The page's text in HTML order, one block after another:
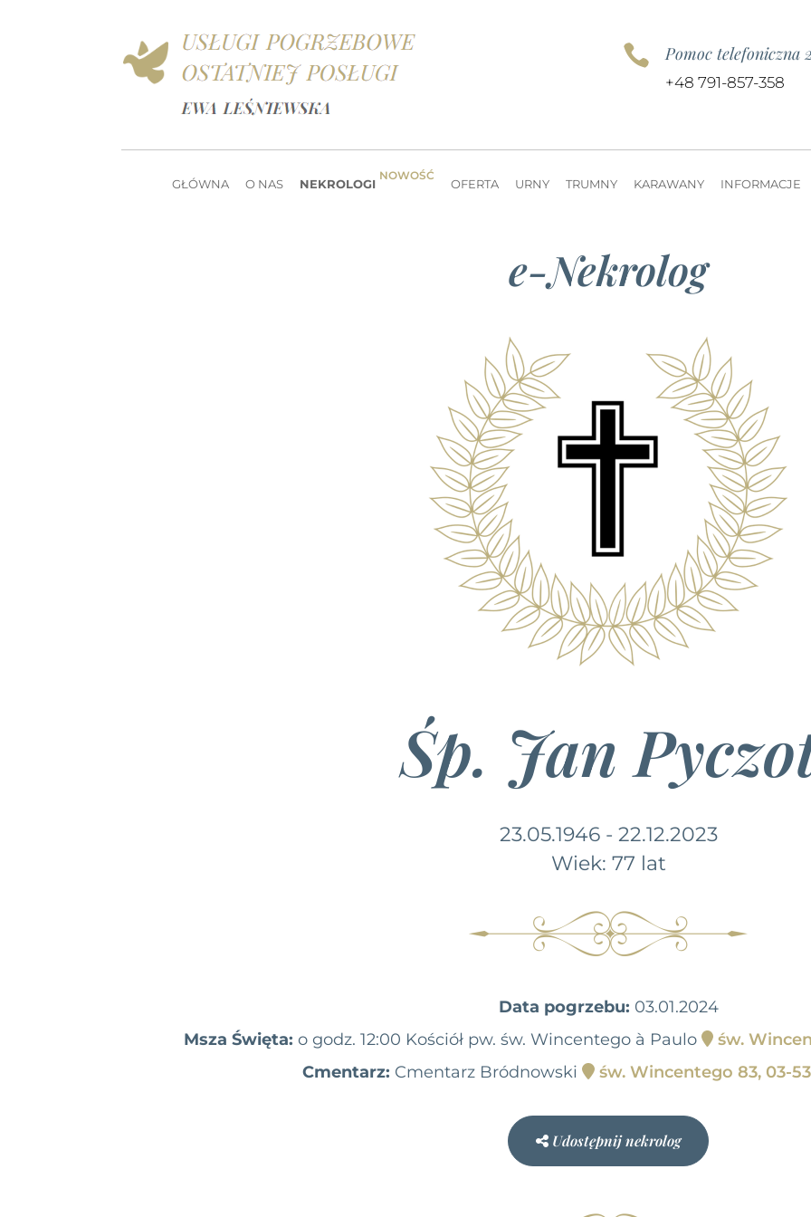
 Pomoc telefoniczna
+48 791-857-358
GŁÓWNA O NAS NEKROLOGI
NOWOŚĆ
OFERTA URNY TRUMNY KARAWANY INFORMACJE
e-Nekrolog
Śp. Jan
23.05.1946 - 22.12.2023
Wiek: 77 lat
Data pogrzebu: 03.01.2024
Msza Święta: o godz. 12:00 Kościół pw. św. Wincentego à Paulo
św.
Cmentarz: Cmentarz Bródnowski św. Wincentego 83, 03-
Udostępnij nekrolog